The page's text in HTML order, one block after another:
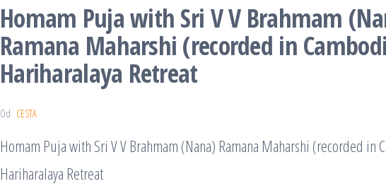
Homam Puja with Sri V V Brahmam
Ramana Maharshi (recorded in
Hariharalaya Retreat
Od CESTA
Homam Puja with Sri V V Brahmam (Nana) Ramana Maharshi (recorded in
Hariharalaya Retreat